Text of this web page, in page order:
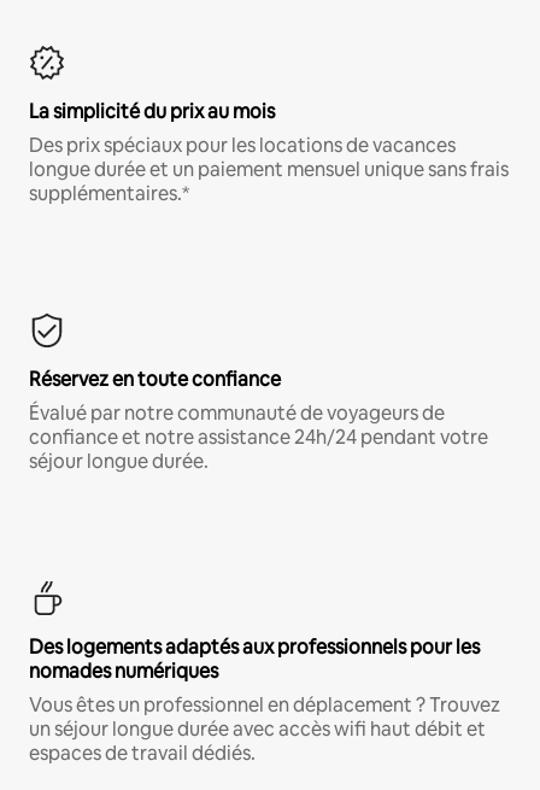
La simplicité du prix au mois
Des prix spéciaux pour les locations de vacances
longue durée et un paiement mensuel unique sans frais
supplémentaires.*
Réservez en toute confiance
Évalué par notre communauté de voyageurs de
confiance et notre assistance 24h/24 pendant votre
séjour longue durée.
Des logements adaptés aux professionnels pour les
nomades numériques
Vous êtes un professionnel en déplacement ? Trouvez
un séjour longue durée avec accès wifi haut débit et
espaces de travail dédiés.